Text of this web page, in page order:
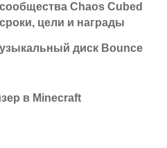
Chaos Cubed
цели и награды
диск Bounce
в Minecraft